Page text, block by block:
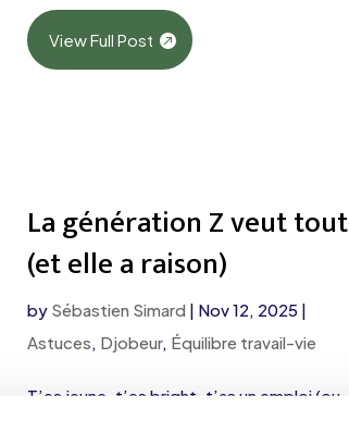
View Full Post
La génération Z veut tout
(et elle a raison)
by Sébastien Simard | Nov 12, 2025|
Astuces, Djobeur, Équilibre travail-vie
T’es jeune, t’es bright, t’as un emploi (ou